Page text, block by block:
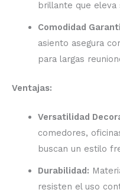
brillante que eleva
Comodidad
asiento asegura
para largas
Ventajas:
Versatilidad
comedores,
buscan un estilo
Durabilidad:
resisten el uso